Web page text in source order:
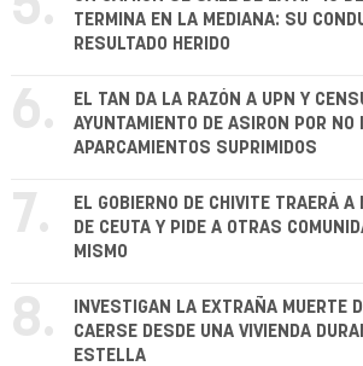
TERMINA EN LA MEDIANA: SU
RESULTADO HERIDO
6.
EL TAN DA LA RAZÓN A UPN Y
AYUNTAMIENTO DE ASIRON POR NO
APARCAMIENTOS SUPRIMIDOS
7.
EL GOBIERNO DE CHIVITE TRAERÁ
DE CEUTA Y PIDE A OTRAS
MISMO
8.
INVESTIGAN LA EXTRAÑA MUERTE
CAERSE DESDE UNA VIVIENDA
ESTELLA